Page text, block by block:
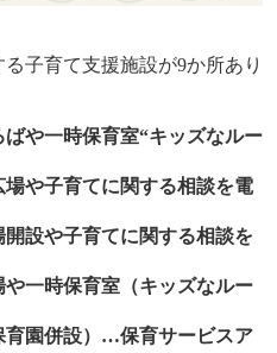
子育て支援施設が9か所あり
や一時保育室“キッズなルー
や子育てに関する相談を電
設や子育てに関する相談を
一時保育室（キッズなルー
育園併設）…保育サービスア